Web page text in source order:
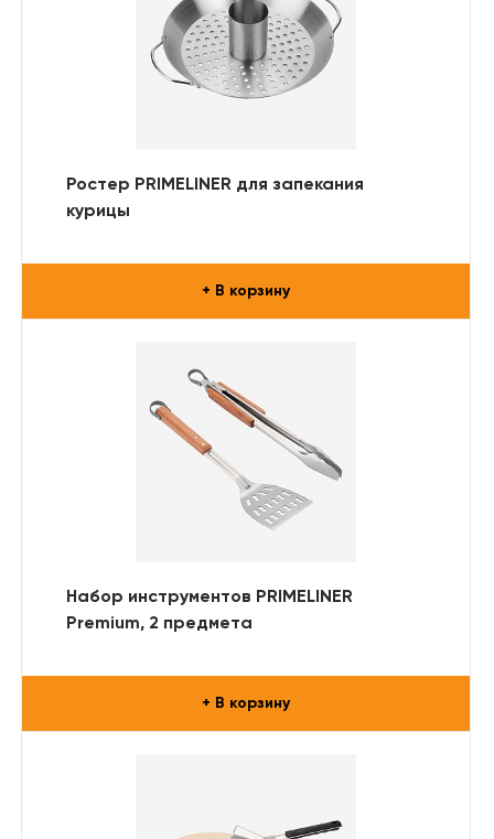
Ростер PRIMELINER для запекания
курицы
+ В корзину
Набор инструментов PRIMELINER
Premium, 2 предмета
+ В корзину